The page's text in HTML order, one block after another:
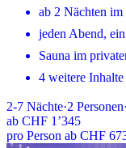
ab 2 Nächten
jeden Abend,
Sauna im
4 weitere Inhalte
2-7 Nächte·2 Personen·
ab CHF 1’345
pro Person ab CHF